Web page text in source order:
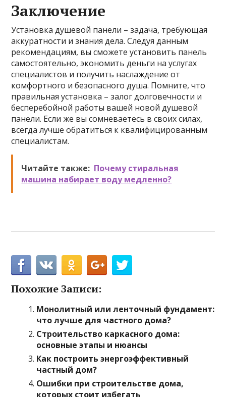
Заключение
Установка душевой панели – задача, требующая
аккуратности и знания дела. Следуя данным
рекомендациям, вы сможете установить панель
самостоятельно, экономить деньги на услугах
специалистов и получить наслаждение от
комфортного и безопасного душа. Помните, что
правильная установка – залог долговечности и
бесперебойной работы вашей новой душевой
панели. Если же вы сомневаетесь в своих силах,
всегда лучше обратиться к квалифицированным
специалистам.
Читайте также: Почему стиральная
машина набирает воду медленно?
Похожие Записи:
Монолитный или ленточный фундамент:
что лучше для частного дома?
Строительство каркасного дома:
основные этапы и нюансы
Как построить энергоэффективный
частный дом?
Ошибки при строительстве дома,
которых стоит избегать